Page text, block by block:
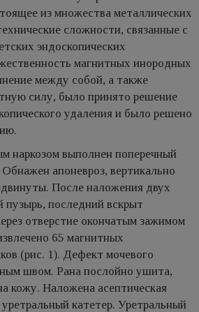
из множества металлических
сложности, связанные с
эндоскопических
магнитных инородных
между собой, а также
силу, было принято решение
удаления и было решено
наркозом выполнен поперечный
апоневроз, вертикально
После наложения двух
пузырь, последний вскрыт
отверстие окончатым зажимом
65 магнитных
(рис. 1). Дефект мочевого
швом. Рана послойно ушита,
кожу. Наложена асептическая
катетер. Уретральный